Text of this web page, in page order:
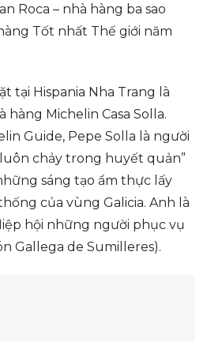
Roca – nhà hàng ba sao
Tốt nhất Thế giới năm
tại Hispania Nha Trang là
hàng Michelin Casa Solla.
Guide, Pepe Solla là người
chảy trong huyết quản”
sáng tạo ẩm thực lấy
của vùng Galicia. Anh là
hội những người phục vụ
Gallega de Sumilleres).